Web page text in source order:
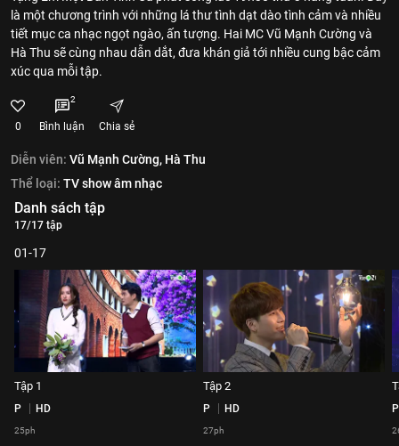
là một chương trình với những lá thư tình dạt dào tình cảm và nhiều
tiết mục ca nhạc ngọt ngào, ấn tượng. Hai MC Vũ Mạnh Cường và
Hà Thu sẽ cùng nhau dẫn dắt, đưa khán giả tới nhiều cung bậc cảm
xúc qua mỗi tập.
0
2
Bình luận Chia sẻ
Diễn viên: Vũ Mạnh Cường, Hà Thu
Thể loại: TV show âm nhạc
Danh sách tập
17/17 tập
01-17
Tập 1
P HD
25ph
Tập 2
P HD
27ph
P